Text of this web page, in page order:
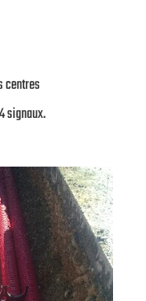
centres
signaux.